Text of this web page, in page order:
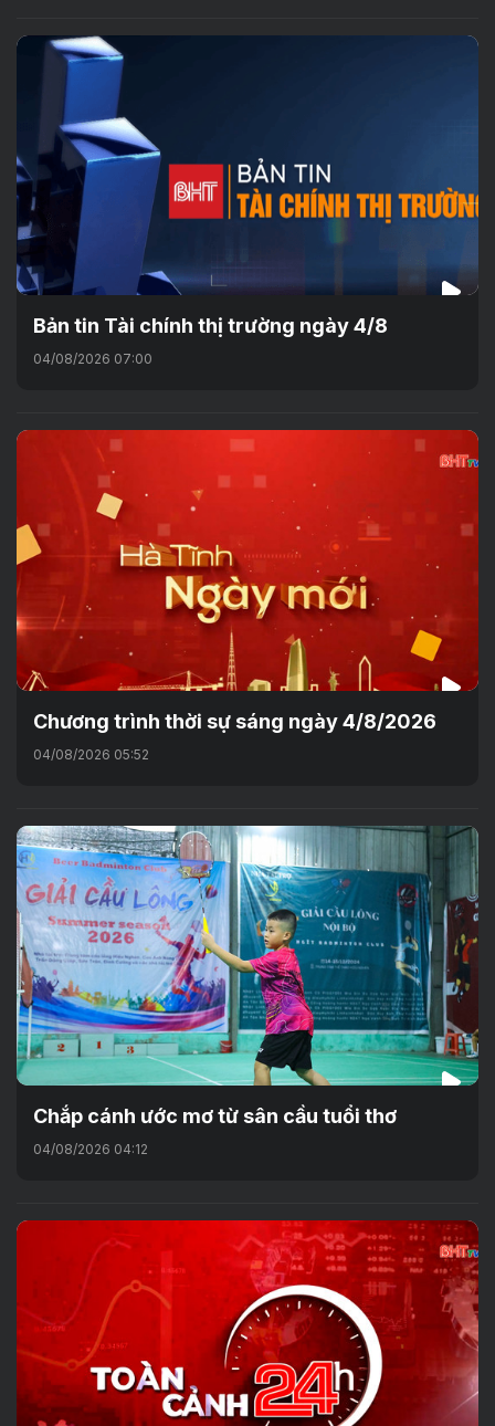
Bản tin Tài chính thị trường ngày 4/8
04/08/2026 07:00
Chương trình thời sự sáng ngày 4/8/2026
04/08/2026 05:52
Chắp cánh ước mơ từ sân cầu tuổi thơ
04/08/2026 04:12